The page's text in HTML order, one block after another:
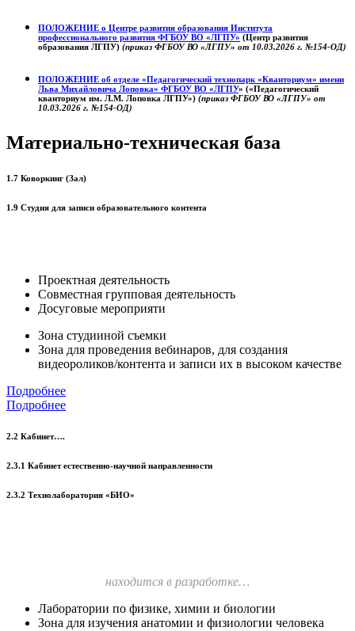
ПОЛОЖЕНИЕ о Центре развития образования Института
профессионального развития ФГБОУ ВО «ЛГПУ» (Центр развития
образования ЛГПУ) (приказ ФГБОУ ВО «ЛГПУ» от 10.03.2026 г. №154-ОД)
ПОЛОЖЕНИЕ об отделе «Педагогический технопарк «Кванториум» имени
Льва Михайловича Лоповка» ФГБОУ ВО «ЛГПУ» («Педагогический
кванториум им. Л.М. Лоповка ЛГПУ») (приказ ФГБОУ ВО «ЛГПУ» от
10.03.2026 г. №154-ОД)
Материально-техническая база
1.7 Коворкинг (Зал)
1.9 Студия для записи образовательного контента
Проектная деятельность
Совместная групповая деятельность
Досуговые мероприяти
Зона студииной съемки
Зона для проведения вебинаров, для создания
видеороликов/контента и записи их в высоком качестве
Подробнее
Подробнее
2.2 Кабинет….
2.3.1 Кабинет естественно-научной направленности
2.3.2 Технолаборатория «БИО»
находится в разработке…
Лаборатории по физике, химии и биологии
Зона для изучения анатомии и физиологии человека